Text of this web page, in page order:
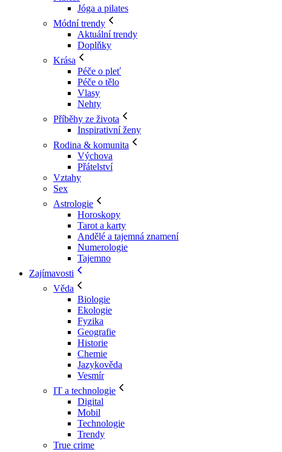
Jóga a pilates
Módní trendy
Aktuální trendy
Doplňky
Krása
Péče o pleť
Péče o tělo
Vlasy
Nehty
Příběhy ze života
Inspirativní ženy
Rodina & komunita
Výchova
Přátelství
Vztahy
Sex
Astrologie
Horoskopy
Tarot a karty
Andělé a tajemná znamení
Numerologie
Tajemno
Zajímavosti
Věda
Biologie
Ekologie
Fyzika
Geografie
Historie
Chemie
Jazykověda
Vesmír
IT a technologie
Digital
Mobil
Technologie
Trendy
True crime